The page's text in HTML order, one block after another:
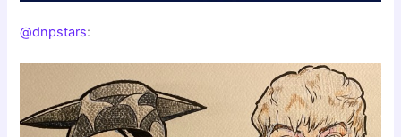
@dnpstars: